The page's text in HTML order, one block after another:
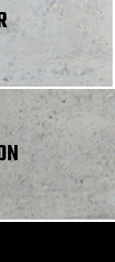
160.02 mm
2446.02 mm
2032 mm
21 °